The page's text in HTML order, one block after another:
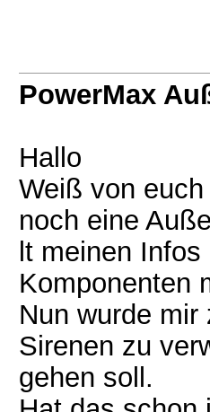
PowerMax
Hallo
Weiß von
noch eine
lt meinen
Komponenten
Nun wurde
Sirenen zu
gehen soll.